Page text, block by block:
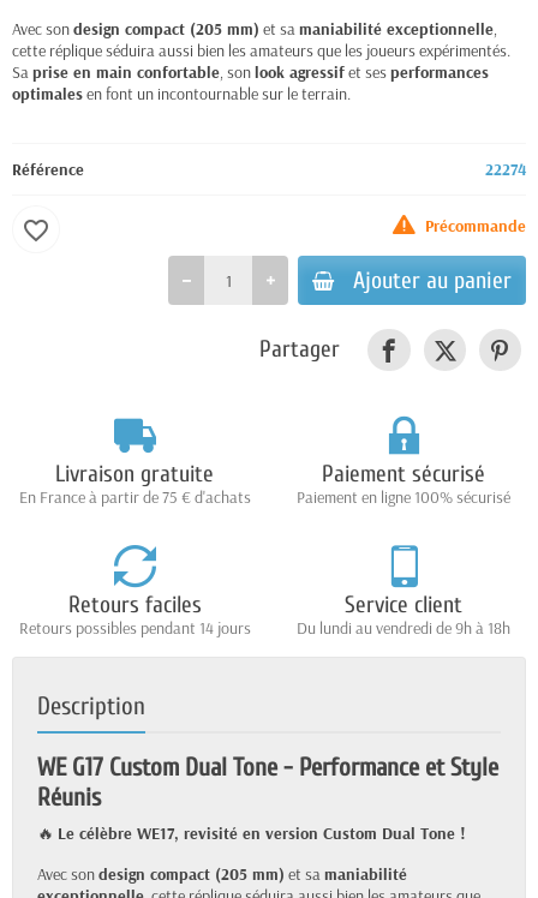
Avec sondesign compact (205 mm) et samaniabilité exceptionnelle,
cette réplique séduira aussi bien les amateurs que les joueurs expérimentés.
Saprise en main confortable, sonlook agressifet sesperformances
optimalesen font un incontournable sur le terrain.
Référence 22274
Précommande
Ajouter au panier
favorite_border
Partager
Livraison gratuite
En France à partir de 75 € d'achats
Paiement sécurisé
Paiement en ligne 100% sécurisé
Retours faciles
Retours possibles pendant 14 jours
Service client
Du lundi au vendredi de 9h à 18h
Description
WE G17 Custom Dual Tone - Performance et Style
Réunis
🔥 Le célèbre WE17, revisité en version Custom Dual Tone !
Avec sondesign compact (205 mm) et samaniabilité